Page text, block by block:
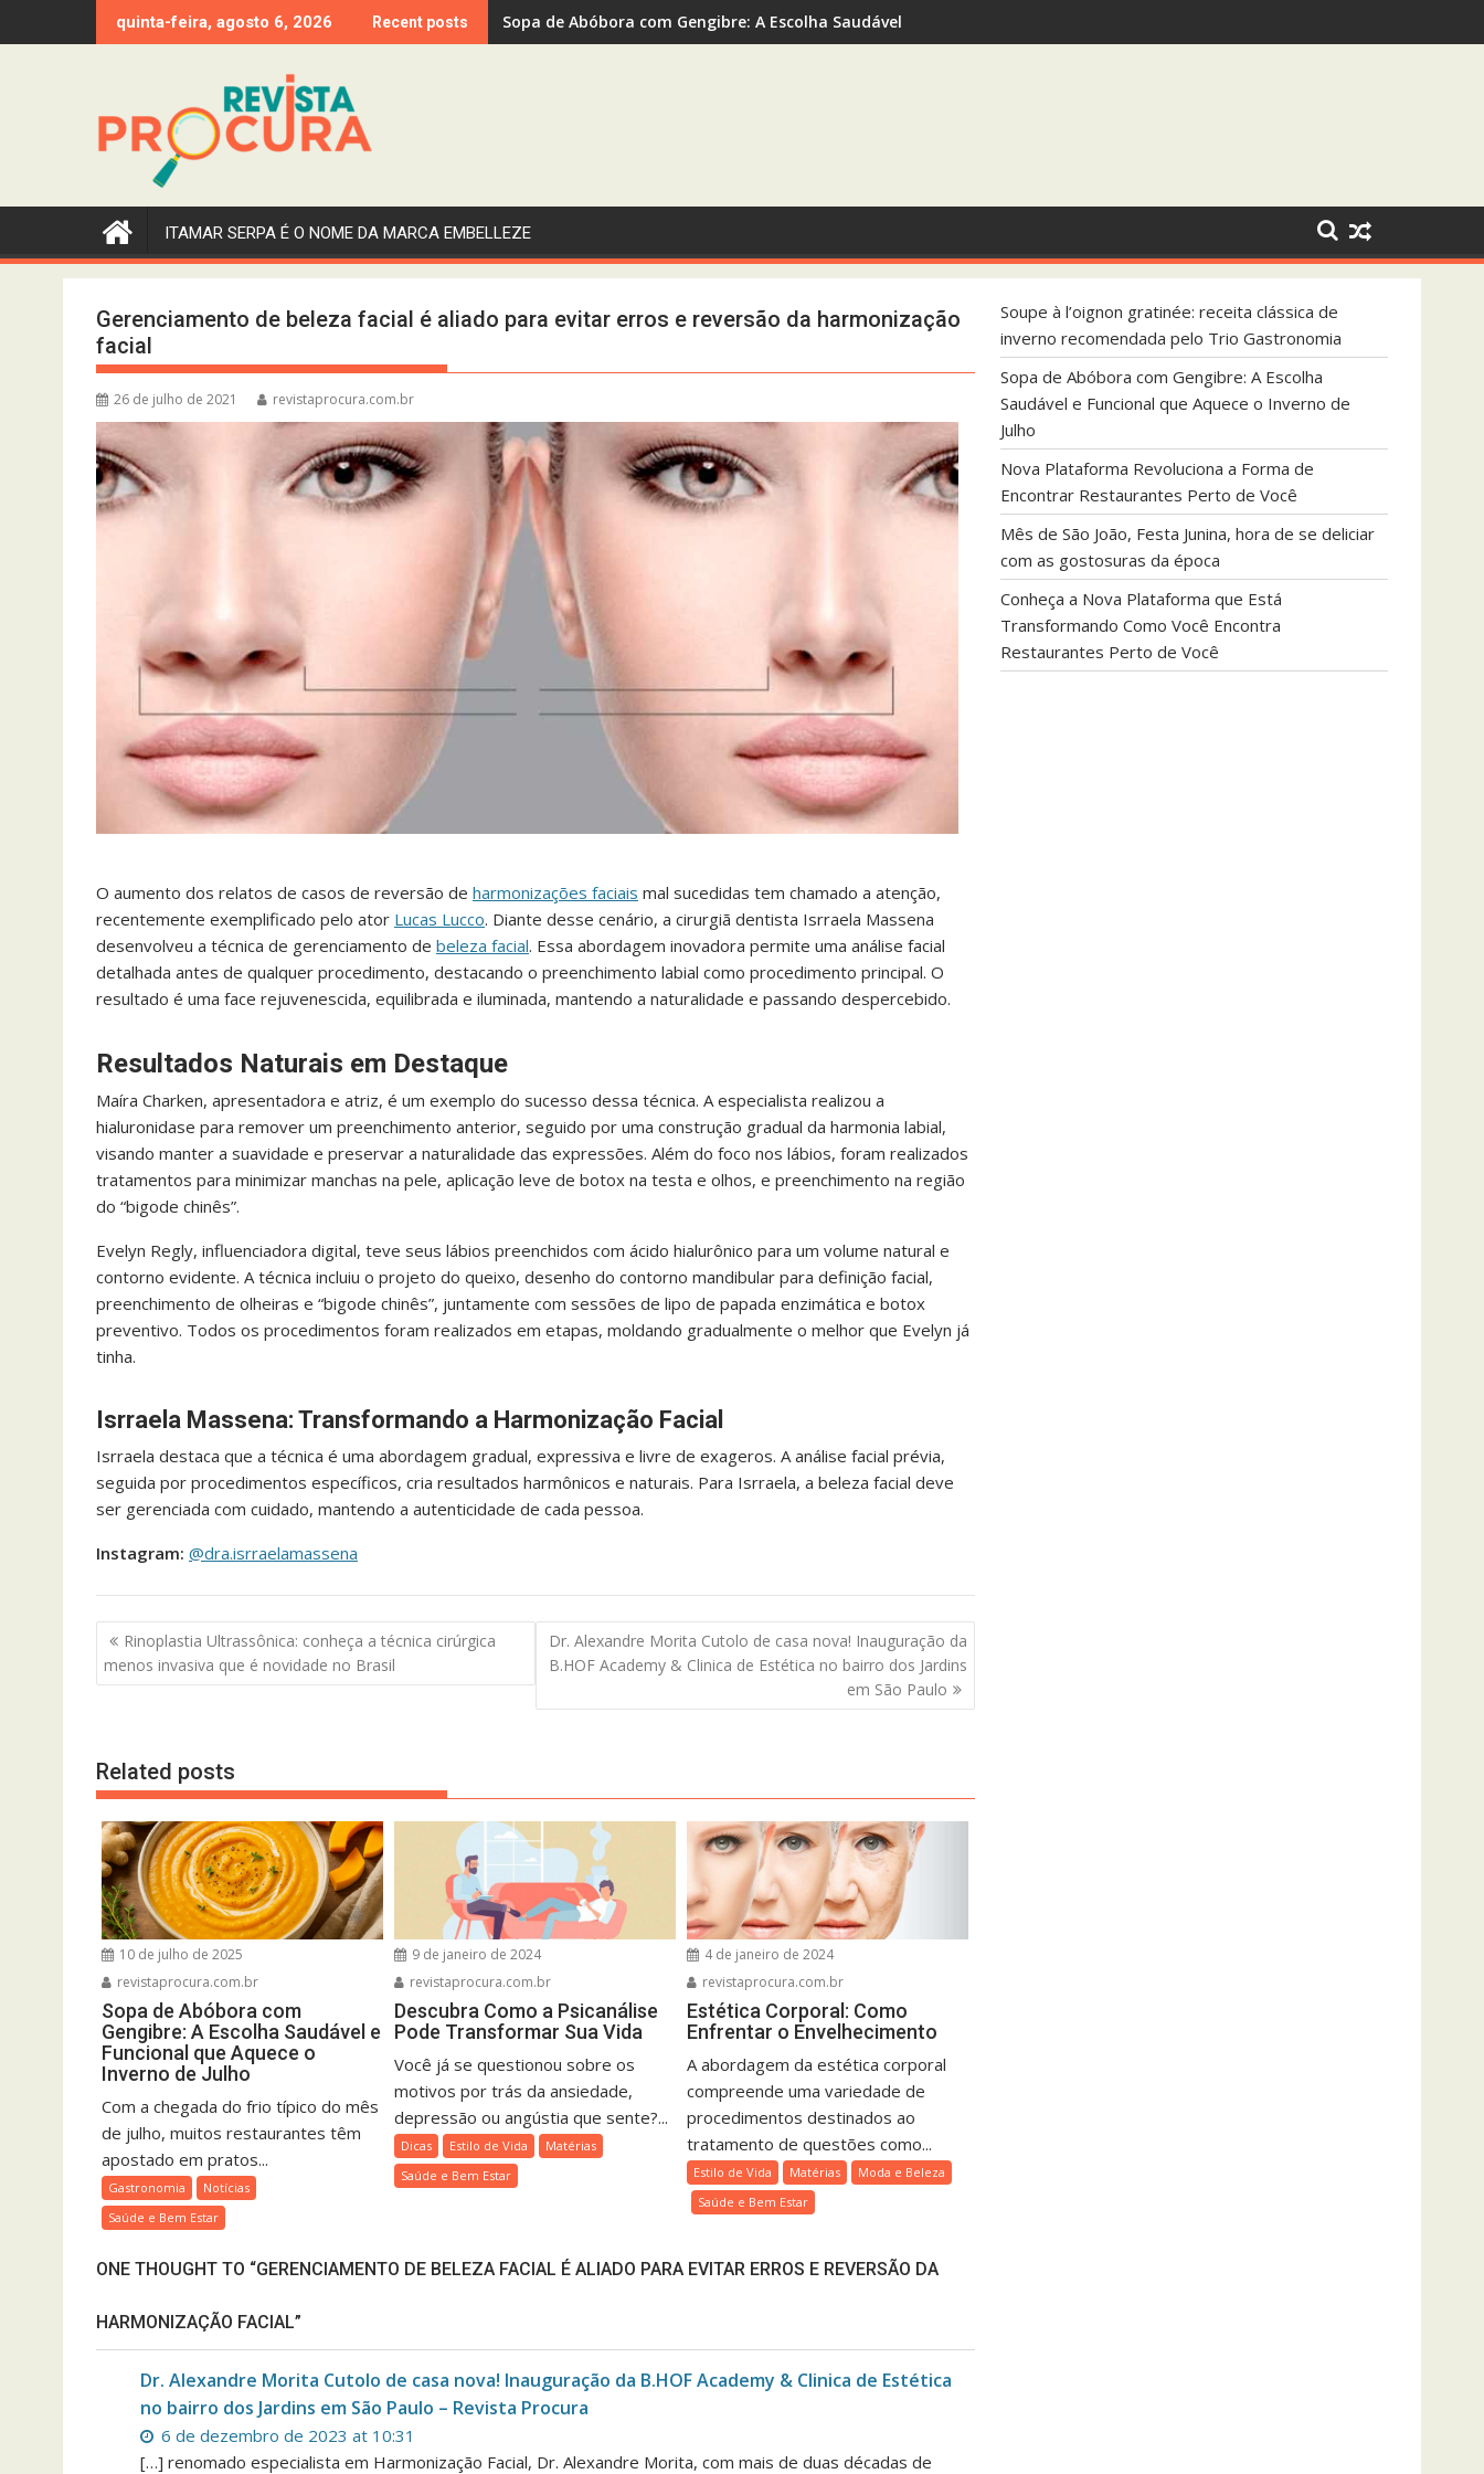
to
quinta-feira, agosto 6, 2026 Recent posts Sopa de Abóbora com Gengibre: A Escolha Saudável e Funcional que Aquece o Inverno de Julho
ITAMAR SERPA É O NOME DA MARCA EMBELLEZE
Gerenciamento de beleza facial é aliado para evitar erros e reversão da harmonização
facial
26 de julho de 2021 revistaprocura.com.br
O aumento dos relatos de casos de reversão de harmonizações faciais mal sucedidas tem chamado a atenção,
recentemente exemplificado pelo ator Lucas Lucco. Diante desse cenário, a cirurgiã dentista Isrraela Massena
desenvolveu a técnica de gerenciamento de beleza facial. Essa abordagem inovadora permite uma análise facial
detalhada antes de qualquer procedimento, destacando o preenchimento labial como procedimento principal. O
resultado é uma face rejuvenescida, equilibrada e iluminada, mantendo a naturalidade e passando despercebido.
Resultados Naturais em Destaque
Maíra Charken, apresentadora e atriz, é um exemplo do sucesso dessa técnica. A especialista realizou a
hialuronidase para remover um preenchimento anterior, seguido por uma construção gradual da harmonia labial,
visando manter a suavidade e preservar a naturalidade das expressões. Além do foco nos lábios, foram realizados
tratamentos para minimizar manchas na pele, aplicação leve de botox na testa e olhos, e preenchimento na região
do “bigode chinês”.
Evelyn Regly, influenciadora digital, teve seus lábios preenchidos com ácido hialurônico para um volume natural e
contorno evidente. A técnica incluiu o projeto do queixo, desenho do contorno mandibular para definição facial,
preenchimento de olheiras e “bigode chinês”, juntamente com sessões de lipo de papada enzimática e botox
preventivo. Todos os procedimentos foram realizados em etapas, moldando gradualmente o melhor que Evelyn já
tinha.
Isrraela Massena: Transformando a Harmonização Facial
Isrraela destaca que a técnica é uma abordagem gradual, expressiva e livre de exageros. A análise facial prévia,
seguida por procedimentos específicos, cria resultados harmônicos e naturais. Para Isrraela, a beleza facial deve
ser gerenciada com cuidado, mantendo a autenticidade de cada pessoa.
Instagram: @dra.isrraelamassena
Navegação
de
Post
Rinoplastia Ultrassônica: conheça a técnica cirúrgica
menos invasiva que é novidade no Brasil
Dr. Alexandre Morita Cutolo de casa nova! Inauguração da
B.HOF Academy & Clinica de Estética no bairro dos Jardins
em São Paulo
Related posts
10 de julho de 2025
revistaprocura.com.br
Sopa de Abóbora com
Gengibre: A Escolha Saudável e
Funcional que Aquece o
Inverno de Julho
Com a chegada do frio típico do mês
de julho, muitos restaurantes têm
apostado em pratos...
Gastronomia
Notícias
Saúde e Bem Estar
9 de janeiro de 2024
revistaprocura.com.br
Descubra Como a Psicanálise
Pode Transformar Sua Vida
Você já se questionou sobre os
motivos por trás da ansiedade,
depressão ou angústia que sente?...
Dicas Estilo de Vida
Matérias
Saúde e Bem Estar
4 de janeiro de 2024
revistaprocura.com.br
Estética Corporal: Como
Enfrentar o Envelhecimento
A abordagem da estética corporal
compreende uma variedade de
procedimentos destinados ao
tratamento de questões como...
Estilo de Vida Matérias
Moda e Beleza
Saúde e Bem Estar
ONE THOUGHT TO “GERENCIAMENTO DE BELEZA FACIAL É ALIADO PARA EVITAR ERROS E REVERSÃO DA
HARMONIZAÇÃO FACIAL”
Dr. Alexandre Morita Cutolo de casa nova! Inauguração da B.HOF Academy & Clinica de Estética
no bairro dos Jardins em São Paulo – Revista Procura
6 de dezembro de 2023 at 10:31
[…] renomado especialista em Harmonização Facial, Dr. Alexandre Morita, com mais de duas décadas de
Soupe à l’oignon gratinée: receita clássica de
inverno recomendada pelo Trio Gastronomia
Sopa de Abóbora com Gengibre: A Escolha
Saudável e Funcional que Aquece o Inverno de
Julho
Nova Plataforma Revoluciona a Forma de
Encontrar Restaurantes Perto de Você
Mês de São João, Festa Junina, hora de se deliciar
com as gostosuras da época
Conheça a Nova Plataforma que Está
Transformando Como Você Encontra
Restaurantes Perto de Você